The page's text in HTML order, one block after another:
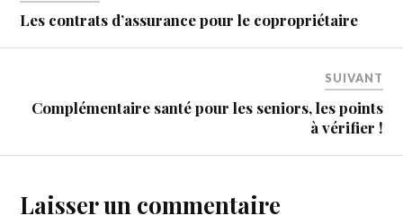
Les contrats d’assurance pour le copropriétaire
SUIVANT
Complémentaire santé pour les seniors, les points
à vérifier !
Laisser un commentaire